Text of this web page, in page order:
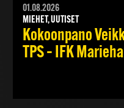
01.08.2026
MIEHET, UUTISET
Kokoonpano
TPS – IFK